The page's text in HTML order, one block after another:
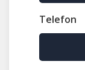
Telefon